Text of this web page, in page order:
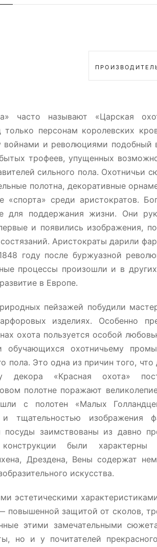
часто называют «Царская
персонам королевских
и революциями подобный
трофеев, упущенных
сильного пола. Охотничьи
полотна, декоративные
среди аристократов.
поддержания жизни. Они
и появились изображения,
Аристократы дарили
году после буржуазной
процессы произошли и в
в Европе.
пейзажей побудили
изделиях. Особенно
охота пользуется особой
охотничьему
пола. Это одна из причин того,
декора «Красная охота»
полотне поражают
с полотен «Малых
и тщательностью изображения
заимствованы из давно
были характерны
Дрездена, Вены содержат
искусства.
эстетическими
повышенной защитой от сколов,
этими замечательными
но и у почитателей